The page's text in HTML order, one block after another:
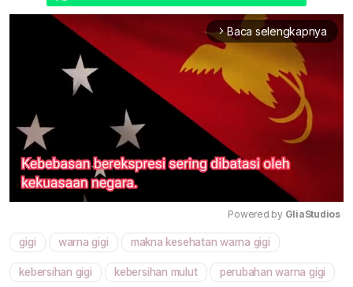
arrow_forward_ios Baca selengkapnya
Powered by GliaStudios
gigi warna gigi makna kesehatan warna gigi
kebersihan gigi kebersihan mulut perubahan warna gigi